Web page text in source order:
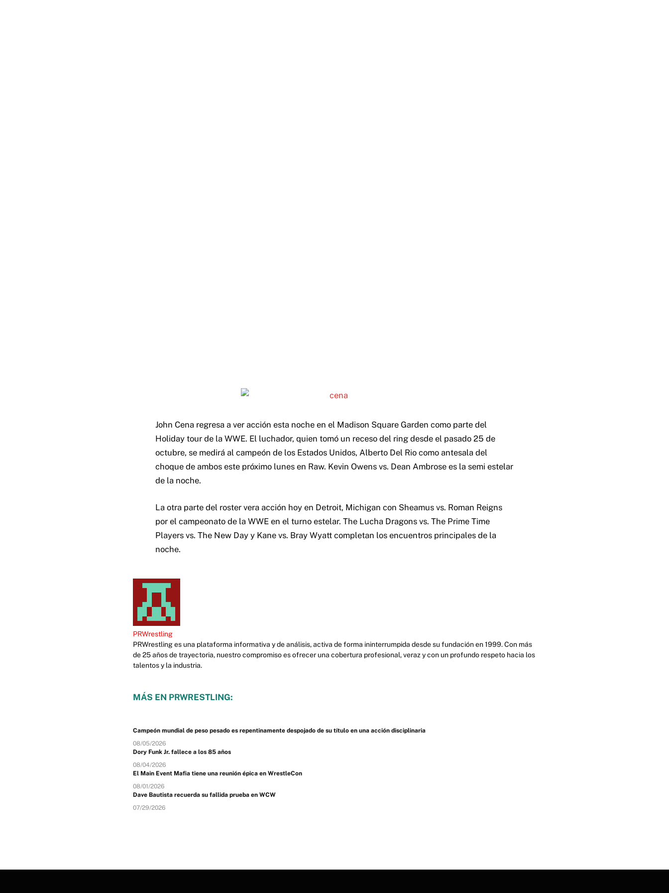
John Cena regresa a ver acción esta noche en el Madison Square Garden como parte del
Holiday tour de la WWE. El luchador, quien tomó un receso del ring desde el pasado 25 de
octubre, se medirá al campeón de los Estados Unidos, Alberto Del Rio como antesala del
choque de ambos este próximo lunes en Raw. Kevin Owens vs. Dean Ambrose es la semi estelar
de la noche.
La otra parte del roster vera acción hoy en Detroit, Michigan con Sheamus vs. Roman Reigns
por el campeonato de la WWE en el turno estelar. The Lucha Dragons vs. The Prime Time
Players vs. The New Day y Kane vs. Bray Wyatt completan los encuentros principales de la
noche.
PRWrestling
PRWrestling es una plataforma informativa y de análisis, activa de forma ininterrumpida desde su fundación en 1999. Con más
de 25 años de trayectoria, nuestro compromiso es ofrecer una cobertura profesional, veraz y con un profundo respeto hacia los
talentos y la industria.
MÁS EN PRWRESTLING:
Campeón mundial de peso pesado es repentinamente despojado de su título en una acción disciplinaria
08/05/2026
Dory Funk Jr. fallece a los 85 años
08/04/2026
El Main Event Mafia tiene una reunión épica en WrestleCon
08/01/2026
Dave Bautista recuerda su fallida prueba en WCW
07/29/2026